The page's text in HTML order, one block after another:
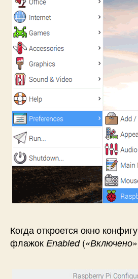
Когда откроется окно
флажок Enabled(«Включено